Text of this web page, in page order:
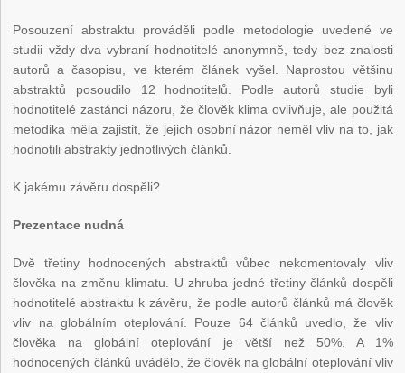
Posouzení abstraktu prováděli podle metodologie uvedené ve
studii vždy dva vybraní hodnotitelé anonymně, tedy bez znalosti
autorů a časopisu, ve kterém článek vyšel. Naprostou většinu
abstraktů posoudilo 12 hodnotitelů. Podle autorů studie byli
hodnotitelé zastánci názoru, že člověk klima ovlivňuje, ale použitá
metodika měla zajistit, že jejich osobní názor neměl vliv na to, jak
hodnotili abstrakty jednotlivých článků.
K jakému závěru dospěli?
Prezentace nudná
Dvě třetiny hodnocených abstraktů vůbec nekomentovaly vliv
člověka na změnu klimatu. U zhruba jedné třetiny článků dospěli
hodnotitelé abstraktu k závěru, že podle autorů článků má člověk
vliv na globálním oteplování. Pouze 64 článků uvedlo, že vliv
člověka na globální oteplování je větší než 50%. A 1%
hodnocených článků uvádělo, že člověk na globální oteplování vliv